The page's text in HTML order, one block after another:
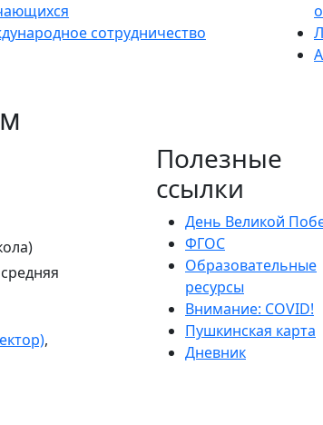
сотрудничество
,
Полезные
ссылки
День Великой
ФГОС
Образовательные
ресурсы
Внимание: COVID!
Пушкинская карта
Дневник